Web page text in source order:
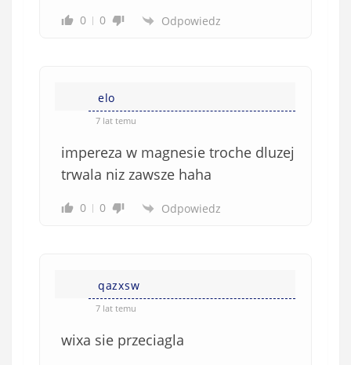
0 0 Odpowiedz
elo
7 lat temu
impereza w magnesie troche dluzej
trwala niz zawsze haha
0 0 Odpowiedz
qazxsw
7 lat temu
wixa sie przeciagla